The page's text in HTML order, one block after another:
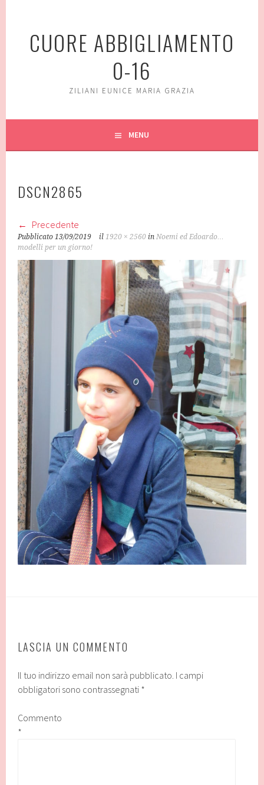
contenutoCUORE ABBIGLIAMENTO
0-16
ZILIANI EUNICE MARIA GRAZIA
MENU
DSCN2865
Precedente
Pubblicato13/09/2019 il1920 × 2560 inNoemi ed Edoardo…
modelli per un giorno!
LASCIA UN COMMENTO
Il tuo indirizzo email non sarà pubblicato. I campi
obbligatori sono contrassegnati *
Commento
*